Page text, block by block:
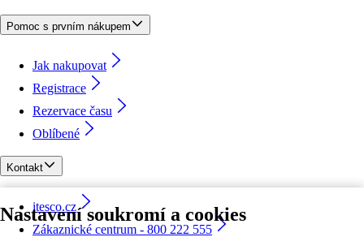
Nastavení soukromí a cookies
Pomoc s prvním nákupem
Jak nakupovat
Registrace
Rezervace času
Oblíbené
Kontakt
itesco.cz
Zákaznické centrum - 800 222 555